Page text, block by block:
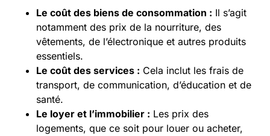
Le coût des biens de consommation : Il s’agit
notamment des prix de la nourriture, des
vêtements, de l’électronique et autres produits
essentiels.
Le coût des services : Cela inclut les frais de
transport, de communication, d’éducation et de
santé.
Le loyer et l’immobilier : Les prix des
logements, que ce soit pour louer ou acheter,